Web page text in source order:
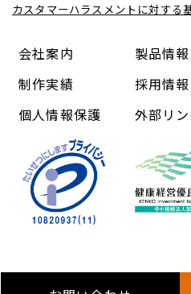
カスタマーハラスメントに対する
会社案内 製品情報
制作実績
採用情報
個人情報保護
外部リン